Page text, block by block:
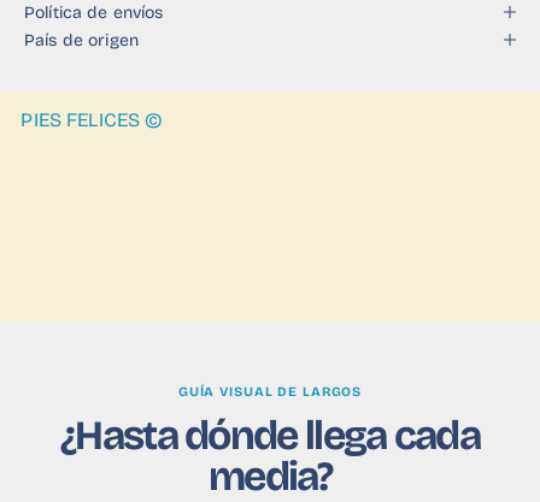
Política de envíos
País de origen
PIES FELICES ©
GUÍA VISUAL DE LARGOS
¿Hasta dónde llega cada
media?